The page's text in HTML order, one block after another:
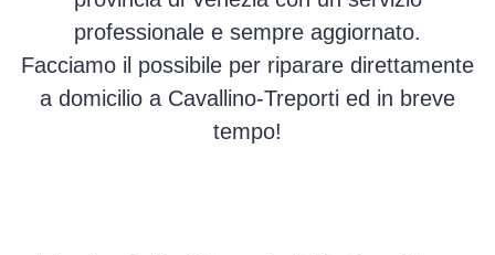
professionale e sempre aggiornato.
Facciamo il possibile per riparare direttamente
a domicilio a Cavallino-Treporti ed in breve
tempo!